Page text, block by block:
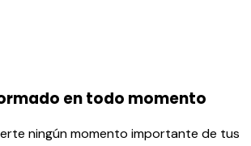
en todo momento
ningún momento importante de tus